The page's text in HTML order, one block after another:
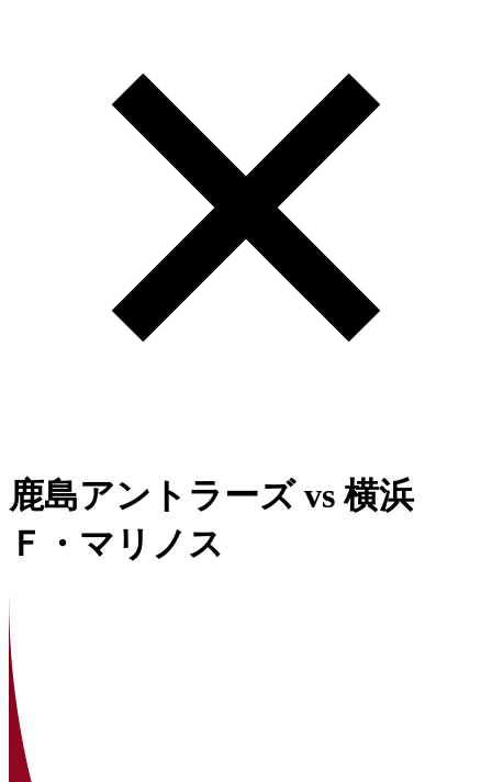
鹿島アントラーズvs横浜
Ｆ・マリノス